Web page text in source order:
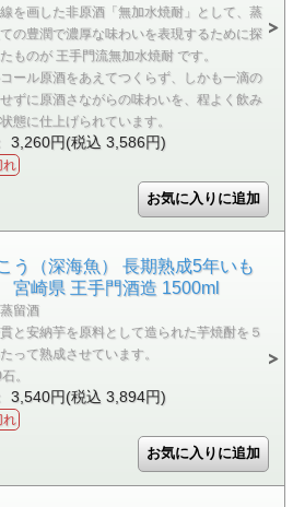
を画した非原酒「無加水焼耐」として、蒸
の豊潤で濃厚な味わいを表現するために探
ものが 王手門流無加水焼耐 です。
ール原酒をあえてつくらず、しかも一滴の
ずに原酒さながらの味わいを、程よく飲み
態に仕上げられています。
3,260円(税込 3,586円)
れ
う（深海魚） 長期熟成5年いも
崎県 王手門酒造 1500ml
留酒
と安納芋を原料として造られた芋焼酎を５
って熟成させています。
。
3,540円(税込 3,894円)
れ